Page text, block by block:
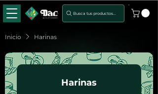
Busca tus productos...
Inicio Harinas
Harinas